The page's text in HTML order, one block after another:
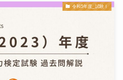
令和5年度_試験Ⅰ